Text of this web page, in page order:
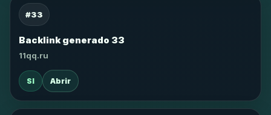
#33
Backlink generado 33
11qq.ru
SI Abrir